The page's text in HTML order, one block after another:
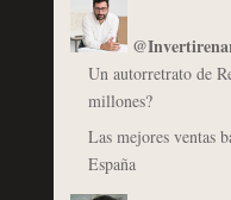
Un autorretrato de
millones?
Las mejores ventas
España